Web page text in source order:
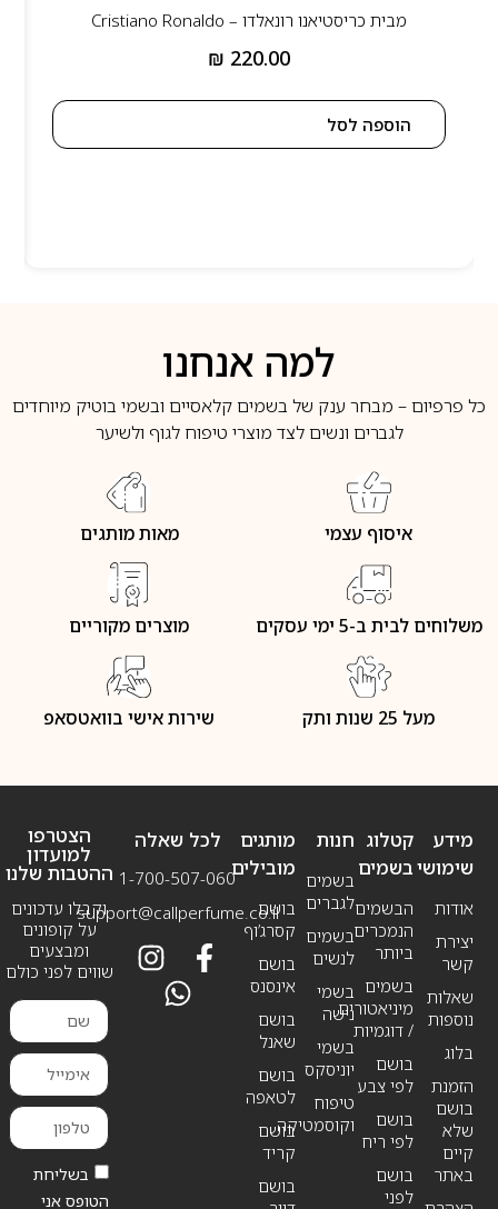
מבית כריסטיאנו רונאלדו – Cristiano Ronaldo
₪ 220.00
הוספה לסל
למה אנחנו
כל פרפיום – מבחר ענק של בשמים קלאסיים ובשמי בוטיק מיוחדים
לגברים ונשים לצד מוצרי טיפוח לגוף ולשיער
איסוף עצמי מאות מותגים
משלוחים לבית ב-5 ימי עסקים מוצרים מקוריים
מעל 25 שנות ותק שירות אישי בוואטסאפ
מידע
שימושי
אודות
יצירת
קשר
שאלות
נוספות
בלוג
הזמנת
בושם
שלא
קיים
באתר
חנות
בשמים
לגברים
בשמים
לנשים
בשמי
נישה
בשמי
יוניסקס
טיפוח
וקוסמטיקה
קטלוג
בשמים
הבשמים
הנמכרים
ביותר
בשמים
מיניאטורים
/ דוגמיות
בושם
לפי צבע
בושם
לפי ריח
בושם
לפני
מותגים
מובילים
בושם
קסרג’וף
בושם
אינסנס
בושם
שאנל
בושם
לטאפה
בושם
קריד
בושם
לכל שאלה
1-700-507-060
support@callperfume.co.il
הצטרפו
למועדון
ההטבות שלנו
וקבלו עדכונים
על קופונים
ומבצעים
שווים לפני כולם
בשליחת
הטופס אני